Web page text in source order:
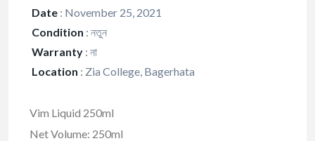
Date : November 25, 2021
Condition : নতুন
Warranty : না
Location : Zia College, Bagerhata
Vim Liquid 250ml
Net Volume: 250ml